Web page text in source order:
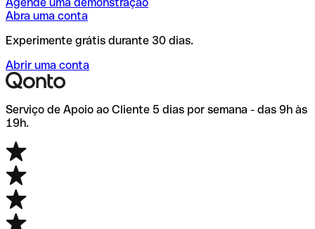
Abra uma conta
Experimente grátis durante 30 dias.
Abrir uma conta
Serviço de Apoio ao Cliente 5 dias por semana - das 9h às
19h.